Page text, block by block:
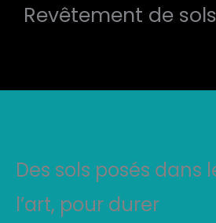
Revêtement de
Des sols posés dans
l’art, pour durer